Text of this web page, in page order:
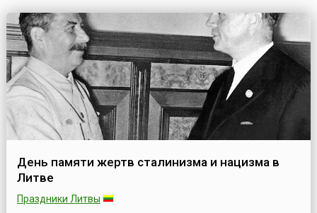
День памяти жертв сталинизма и нацизма в
Литве
Праздники Литвы